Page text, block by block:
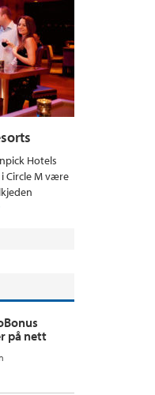
Hotels
Circle M være
på nett